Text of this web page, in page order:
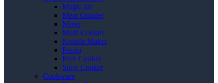
Magic Jar
Meat Grinder
Mixer
Multi Cooker
Noodle Maker
Presto
Rice Cooker
Slow Cooker
Cookware